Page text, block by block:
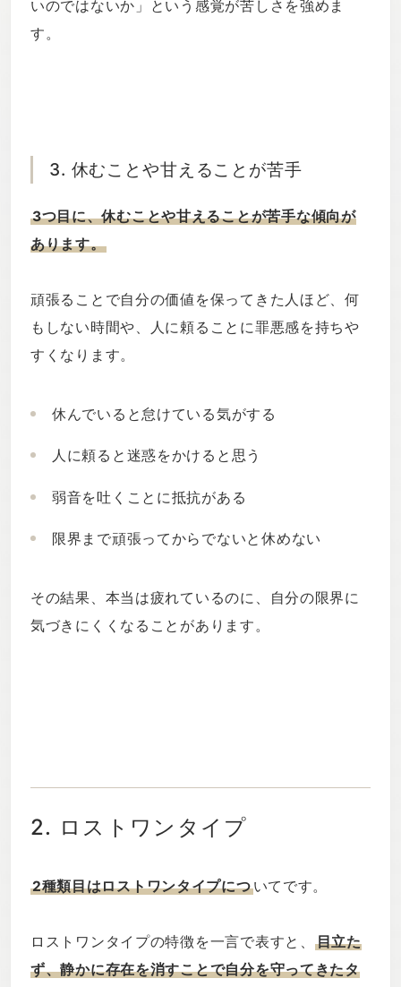
いのではないか」という感覚が苦しさを強めま
す。
3. 休むことや甘えることが苦手
3つ目に、休むことや甘えることが苦手な傾向が
あります。
頑張ることで自分の価値を保ってきた人ほど、何
もしない時間や、人に頼ることに罪悪感を持ちや
すくなります。
休んでいると怠けている気がする
人に頼ると迷惑をかけると思う
弱音を吐くことに抵抗がある
限界まで頑張ってからでないと休めない
その結果、本当は疲れているのに、自分の限界に
気づきにくくなることがあります。
2. ロストワンタイプ
2種類目はロストワンタイプについてです。
ロストワンタイプの特徴を一言で表すと、 目立た
ず、静かに存在を消すことで自分を守ってきたタ